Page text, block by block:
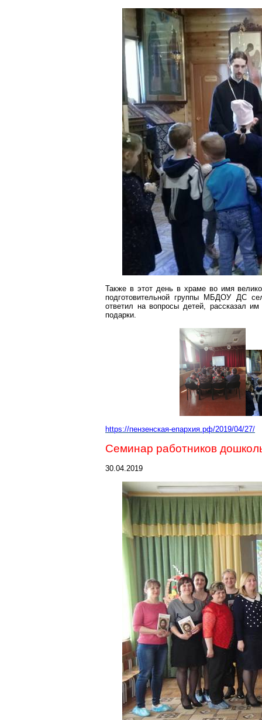
Также в этот день в храме во имя
подготовительной группы МБДОУ ДС
ответил на вопросы детей, рассказал
подарки.
https://пензенская-епархия.рф/2019/04/27/
Семинар работников
30.04.2019